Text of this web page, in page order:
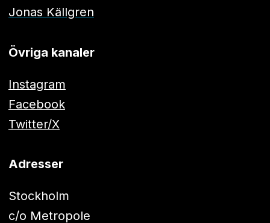
Jonas Källgren
Övriga kanaler
Instagram
Facebook
Twitter/X
Adresser
Stockholm
c/o Metropole